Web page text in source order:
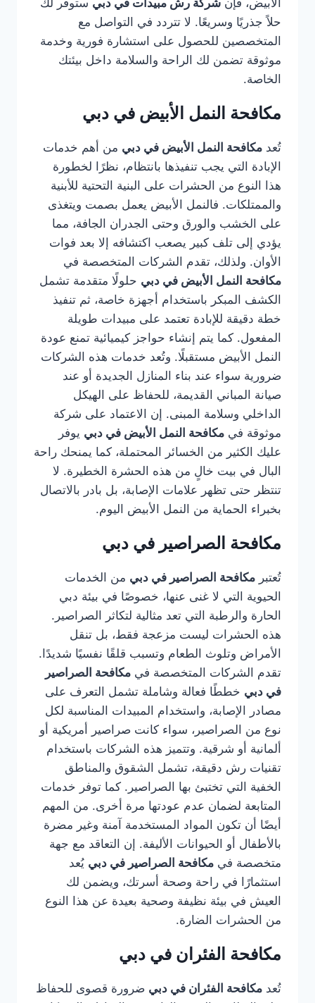
حلاً جذريًا وسريعًا. لا تتردد في التواصل مع
المتخصصين للحصول على استشارة فورية وخدمة
موثوقة تضمن لك الراحة والسلامة داخل بيئتك
الخاصة.
مكافحة النمل الأبيض في دبي
تُعد مكافحة النمل الأبيض في دبي من أهم خدمات
الإبادة التي يجب تنفيذها بانتظام، نظرًا لخطورة
هذا النوع من الحشرات على البنية التحتية للأبنية
والممتلكات. فالنمل الأبيض يعمل بصمت ويتغذى
على الخشب والورق وحتى الجدران الجافة، مما
يؤدي إلى تلف كبير يصعب اكتشافه إلا بعد فوات
الأوان. ولذلك، تقدم الشركات المتخصصة في
مكافحة النمل الأبيض في دبي حلولًا متقدمة تشمل
الكشف المبكر باستخدام أجهزة خاصة، ثم تنفيذ
خطة دقيقة للإبادة تعتمد على مبيدات طويلة
المفعول. كما يتم إنشاء حواجز كيميائية تمنع عودة
النمل الأبيض مستقبلًا. وتُعد خدمات هذه الشركات
ضرورية سواء عند بناء المنازل الجديدة أو عند
صيانة المباني القديمة، للحفاظ على الهيكل
الداخلي وسلامة المبنى. إن الاعتماد على شركة
موثوقة في مكافحة النمل الأبيض في دبي يوفر
عليك الكثير من الخسائر المحتملة، كما يمنحك راحة
البال في بيت خالٍ من هذه الحشرة الخطيرة. لا
تنتظر حتى تظهر علامات الإصابة، بل بادر بالاتصال
بخبراء الحماية من النمل الأبيض اليوم.
مكافحة الصراصير في دبي
تُعتبر مكافحة الصراصير في دبي من الخدمات
الحيوية التي لا غنى عنها، خصوصًا في بيئة دبي
الحارة والرطبة التي تعد مثالية لتكاثر الصراصير.
هذه الحشرات ليست مزعجة فقط، بل تنقل
الأمراض وتلوث الطعام وتسبب قلقًا نفسيًا شديدًا.
تقدم الشركات المتخصصة في مكافحة الصراصير
في دبي خططًا فعالة وشاملة تشمل التعرف على
مصادر الإصابة، واستخدام المبيدات المناسبة لكل
نوع من الصراصير، سواء كانت صراصير أمريكية أو
ألمانية أو شرقية. وتتميز هذه الشركات باستخدام
تقنيات رش دقيقة، تشمل الشقوق والمناطق
الخفية التي تختبئ بها الصراصير. كما توفر خدمات
المتابعة لضمان عدم عودتها مرة أخرى. من المهم
أيضًا أن تكون المواد المستخدمة آمنة وغير مضرة
بالأطفال أو الحيوانات الأليفة. إن التعاقد مع جهة
متخصصة في مكافحة الصراصير في دبي يُعد
استثمارًا في راحة وصحة أسرتك، ويضمن لك
العيش في بيئة نظيفة وصحية بعيدة عن هذا النوع
من الحشرات الضارة.
مكافحة الفئران في دبي
تُعد مكافحة الفئران في دبي ضرورة قصوى للحفاظ